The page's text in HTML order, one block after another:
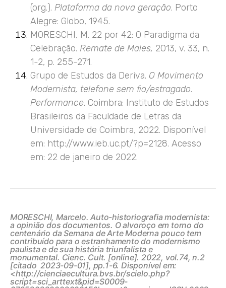
(org.). Plataforma da nova geração. Porto
Alegre: Globo, 1945.
MORESCHI, M. 22 por 42: O Paradigma da
Celebração. Remate de Males, 2013, v. 33, n.
1-2, p. 255-271.
Grupo de Estudos da Deriva. O Movimento
Modernista, telefone sem fio/estragado.
Performance. Coimbra: Instituto de Estudos
Brasileiros da Faculdade de Letras da
Universidade de Coimbra, 2022. Disponível
em: http://www.ieb.uc.pt/?p=2128. Acesso
em: 22 de janeiro de 2022.
MORESCHI, Marcelo. Auto-historiografia modernista:
a opinião dos documentos. O alvoroço em torno do
centenário da Semana de Arte Moderna pouco tem
contribuído para o estranhamento do modernismo
paulista e de sua história triunfalista e
monumental. Cienc. Cult. [online]. 2022, vol.74, n.2
[citado 2023-09-01], pp.1-6. Disponível em:
<http://cienciaecultura.bvs.br/scielo.php?
script=sci_arttext&pid=S0009-